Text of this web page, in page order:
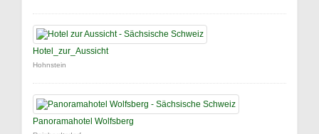
Hotel_zur_Aussicht
Hohnstein
Panoramahotel Wolfsberg